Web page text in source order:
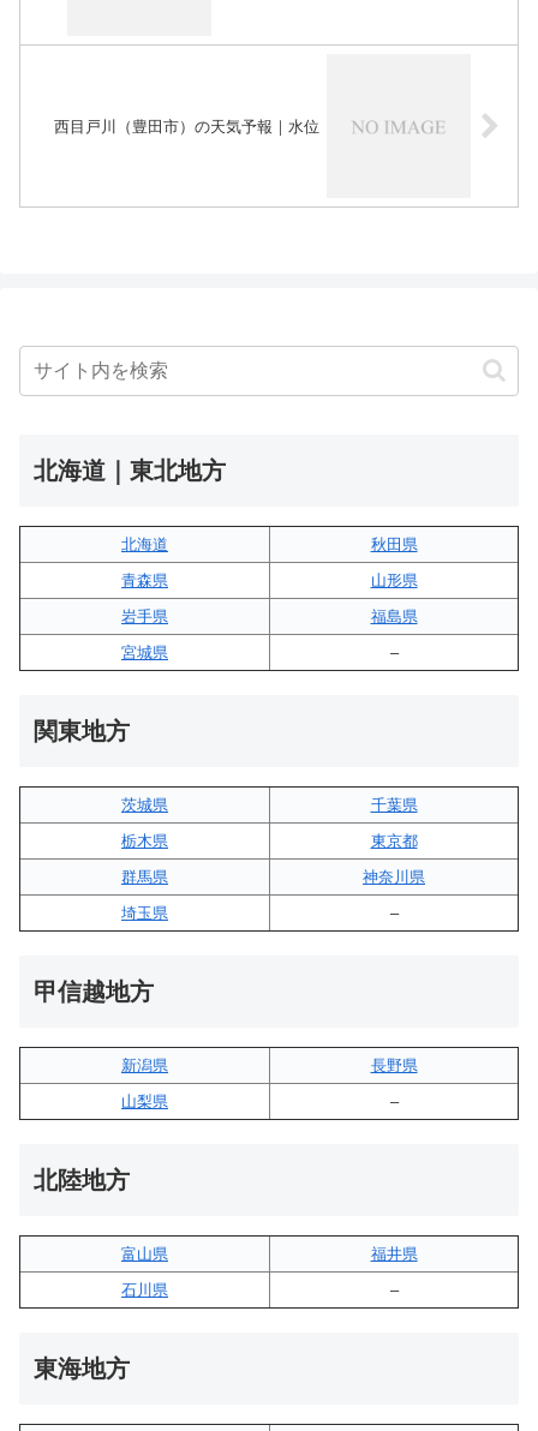
西目戸川（豊田市）の天気予報｜水位
北海道｜東北地方
北海道
秋田県
青森県
山形県
岩手県
福島県
宮城県
–
関東地方
茨城県
千葉県
栃木県
東京都
群馬県
神奈川県
埼玉県
–
甲信越地方
新潟県
長野県
山梨県
–
北陸地方
富山県
福井県
石川県
–
東海地方